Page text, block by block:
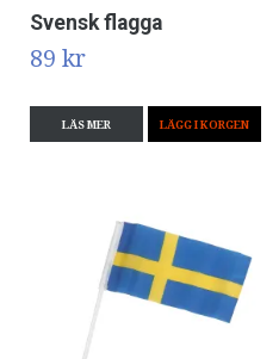
Svensk flagga
89 kr
LÄS MER LÄGG I KORGEN